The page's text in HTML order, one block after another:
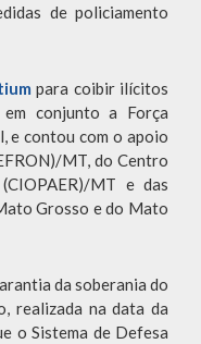
de policiamento
para coibir ilícitos
conjunto a Força
e contou com o apoio
MT, do Centro
MT e das
Grosso e do Mato
da soberania do
realizada na data da
o Sistema de Defesa